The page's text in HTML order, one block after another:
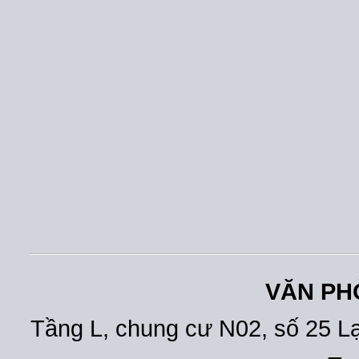
VĂN
Tầng L, chung cư N02, số 25